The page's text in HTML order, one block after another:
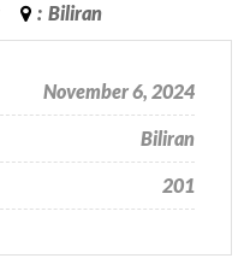
: Biliran
November 6, 2024
Biliran
201